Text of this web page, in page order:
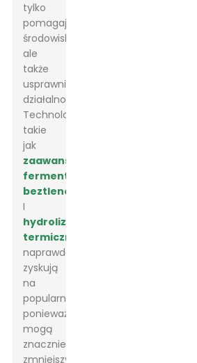
tylko
pomagają
środowisku,
ale
także
usprawniają
działalność.
Technologie
takie
jak
zaawansowana
fermentacja
beztlenowa
I
hydroliza
termiczna
naprawdę
zyskują
na
popularności,
ponieważ
mogą
znacznie
zmniejszyć